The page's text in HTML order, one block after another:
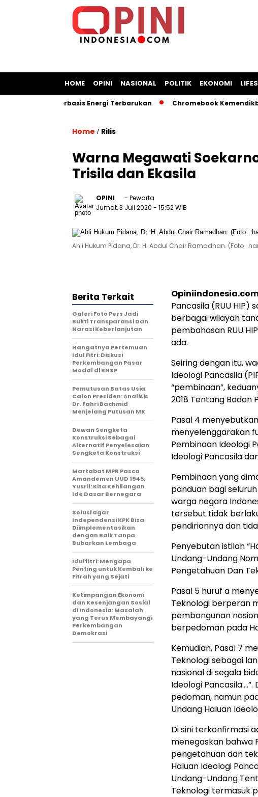
HOME OPINI NASIONAL POLITIK EKONOMI
Kapal Berbasis Energi Terbarukan Chromebook Kemendikbud
Home / Rilis
Warna Megawati
Trisila dan Ekasila
OPINI
- Pewarta
Jumat, 3 Juli 2020 - 15:52 WIB
Ahli Hukum Pidana, Dr. H. Abdul Chair Ramadhan. (Foto :
Pancasila (RUU HIP)
berbagai wilayah
pembahasan RUU
ada.
Seiring dengan itu,
Ideologi Pancasila
“pembinaan”,
2018 Tentang Badan
Pasal 4
menyelenggarakan
Pembinaan Ideologi
Ideologi Pancasila
Pembinaan yang
panduan bagi
warga negara
tersebut tidak
pendiriannya dan
Penyebutan istilah
Undang-Undang
Pengetahuan Dan
Pasal 5 huruf a
Teknologi berperan
pembangunan
berpedoman pada
Kemudian, Pasal 7
Teknologi sebagai
nasional di segala
Ideologi
pedoman, namun
Undang Haluan
Di sini terkonfirmasi
menegaskan bahwa
pengetahuan dan
Haluan Ideologi
Undang-Undang
Teknologi termasuk
Berita Terkait
Galeri Foto Pers Jadi
Bukti Transparansi Dan
Narasi Keberlanjutan
Hangatnya Pertemuan
Idul Fitri: Diskusi
Perkembangan Pasar
Modal di BNSP
Pemutusan Batas Usia
Calon Presiden: Analisis
Dr. Fahri Bachmid
Menjelang Putusan MK
Dewan Sengketa
Konstruksi Sebagai
Alternatif Penyelesaian
Sengketa Konstruksi
Martabat MPR Pasca
Amandemen UUD 1945,
Yusril: Kita Kehilangan
Ide Dasar Bernegara
Solusi agar
Independensi KPK Bisa
Diimplementasikan
dengan Baik Tanpa
Bubarkan Lembaga
Idulfitri: Mengapa
Penting untuk Kembali ke
Fitrah yang Sejati
Ketimpangan Ekonomi
dan Kesenjangan Sosial
di Indonesia: Masalah
yang Terus Membayangi
Perkembangan
Demokrasi